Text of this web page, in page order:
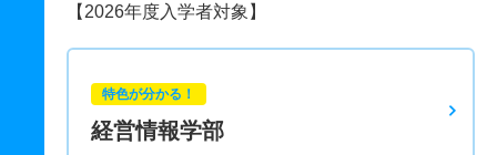
【2026年度入学者対象】
特色が分かる！
経営情報学部